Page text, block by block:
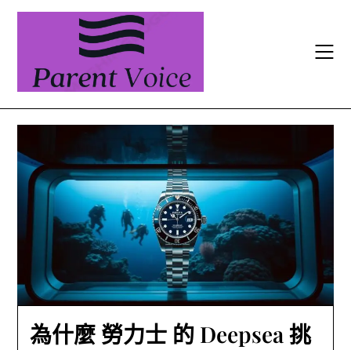
Skip
為什麼 勞力士 的 Deepsea 挑